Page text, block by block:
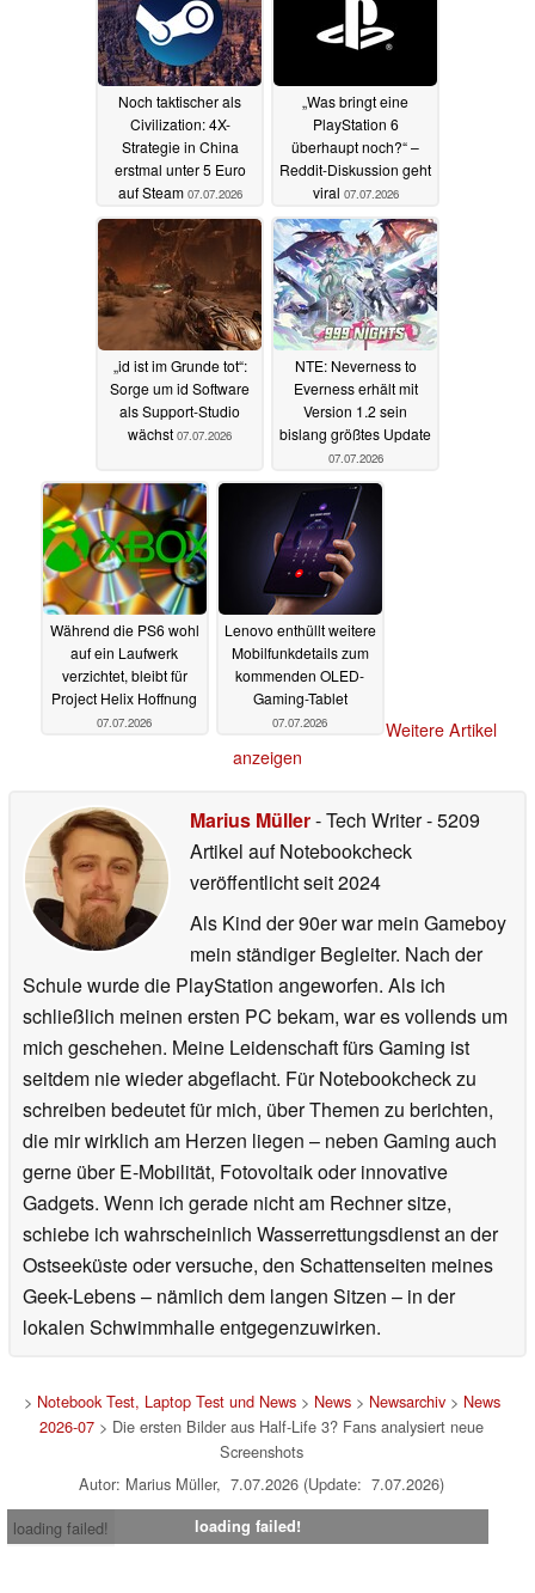
Noch taktischer als
Civilization: 4X-
Strategie in China
erstmal unter 5 Euro
auf Steam 07.07.2026
„Was bringt eine
PlayStation 6
überhaupt noch?“ –
Reddit-Diskussion geht
viral 07.07.2026
„id ist im Grunde tot“:
Sorge um id Software
als Support-Studio
wächst 07.07.2026
NTE: Neverness to
Everness erhält mit
Version 1.2 sein
bislang größtes Update
07.07.2026
Während die PS6 wohl
auf ein Laufwerk
verzichtet, bleibt für
Project Helix Hoffnung
07.07.2026
Lenovo enthüllt weitere
Mobilfunkdetails zum
kommenden OLED-
Gaming-Tablet
07.07.2026
Weitere Artikel
anzeigen
Marius Müller- Tech Writer- 5209
Artikel auf Notebookcheck
veröffentlichtseit 2024
Als Kind der 90er war mein Gameboy
mein ständiger Begleiter. Nach der
Schule wurde die PlayStation angeworfen. Als ich
schließlich meinen ersten PC bekam, war es vollends um
mich geschehen. Meine Leidenschaft fürs Gaming ist
seitdem nie wieder abgeflacht. Für Notebookcheck zu
schreiben bedeutet für mich, über Themen zu berichten,
die mir wirklich am Herzen liegen – neben Gaming auch
gerne über E-Mobilität, Fotovoltaik oder innovative
Gadgets. Wenn ich gerade nicht am Rechner sitze,
schiebe ich wahrscheinlich Wasserrettungsdienst an der
Ostseeküste oder versuche, den Schattenseiten meines
Geek-Lebens – nämlich dem langen Sitzen – in der
lokalen Schwimmhalle entgegenzuwirken.
> Notebook Test, Laptop Test und News> News> Newsarchiv> News
2026-07 > Die ersten Bilder aus Half-Life 3? Fans analysiert neue
Screenshots
Autor: Marius Müller, 7.07.2026 (Update: 7.07.2026)
loading failed!
loading failed!